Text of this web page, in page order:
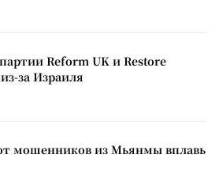
Reform UK и Restore
за Израиля
мошенников из Мьянмы вплавь